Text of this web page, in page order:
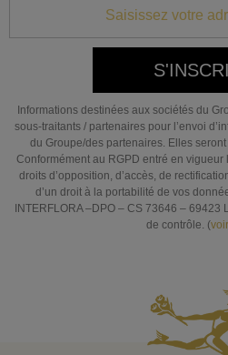
Informations destinées aux sociétés du
sous-traitants / partenaires pour l’envoi
du Groupe/des partenaires. Elles
Conformément au RGPD entré en
droits d’opposition, d’accès, de
d’un droit à la portabilité de vos
INTERFLORA –DPO – CS 73646 –
de contrôle. (